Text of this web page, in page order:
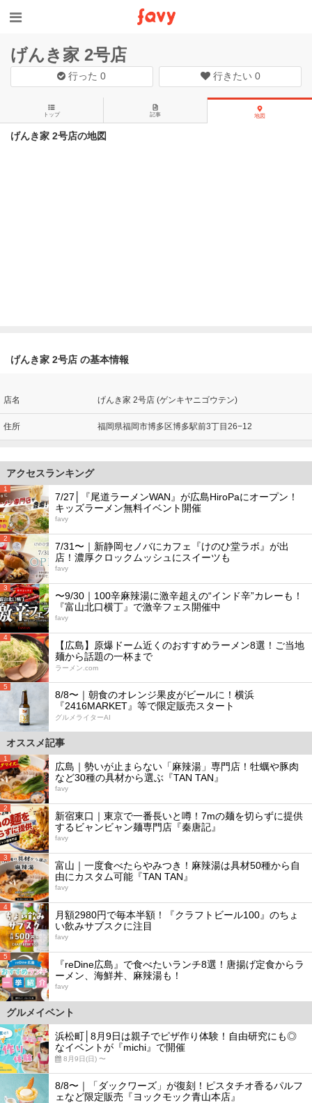
げんき家 2号店
行った0 行きたい 0
トップ 記事 地図
げんき家 2号店の地図
げんき家 2号店 の基本情報
店名 げんき家 2号店 (ゲンキヤニゴウテン)
住所 福岡県福岡市博多区博多駅前3丁目26−12
アクセスランキング
1
7/27│『尾道ラーメンWAN』が広島HiroPaにオープン！
キッズラーメン無料イベント開催
favy
2
7/31〜｜新静岡セノバにカフェ『けのひ堂ラボ』が出
店！濃厚クロックムッシュにスイーツも
favy
3
〜9/30｜100辛麻辣湯に激辛超えの“インド辛”カレーも！
『富山北口横丁』で激辛フェス開催中
favy
4
【広島】原爆ドーム近くのおすすめラーメン8選！ご当地
麺から話題の一杯まで
ラーメン.com
5
8/8〜｜朝食のオレンジ果皮がビールに！横浜
『2416MARKET』等で限定販売スタート
グルメライターAI
オススメ記事
1
広島｜勢いが止まらない「麻辣湯」専門店！牡蠣や豚肉
など30種の具材から選ぶ『TAN TAN』
favy
2
新宿東口｜東京で一番長いと噂！7mの麺を切らずに提供
するビャンビャン麺専門店『秦唐記』
favy
3
富山｜一度食べたらやみつき！麻辣湯は具材50種から自
由にカスタム可能『TAN TAN』
favy
4
月額2980円で毎本半額！『クラフトビール100』のちょ
い飲みサブスクに注目
favy
5
『reDine広島』で食べたいランチ8選！唐揚げ定食からラ
ーメン、海鮮丼、麻辣湯も！
favy
グルメイベント
浜松町│8月9日は親子でピザ作り体験！自由研究にも◎
なイベントが『michi』で開催
8月9日(日) 〜
8/8〜｜「ダックワーズ」が復刻！ピスタチオ香るパルフ
ェなど限定販売『ヨックモック青山本店』